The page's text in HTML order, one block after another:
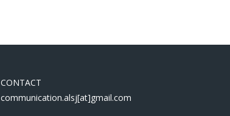
CONTACT
communication.alsj[at]gmail.com